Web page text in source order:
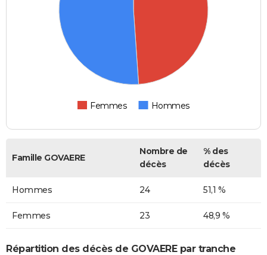
Femmes Hommes
Famille GOVAERE
Nombre de
décès
% des
décès
Hommes 24 51,1 %
Femmes 23 48,9 %
Répartition des décès de GOVAERE par tranche